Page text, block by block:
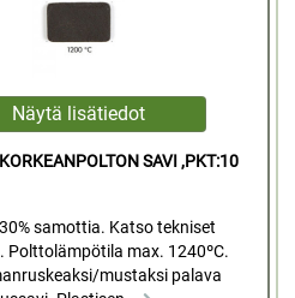
SAVI ,PKT:10
samottia. Katso tekniset
Polttolämpötila max. 1240ºC.
mustaksi palava